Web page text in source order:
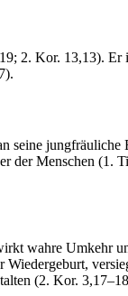
2. Kor. 13,13).
Menschen
wahre Umkehr
(2. Kor.